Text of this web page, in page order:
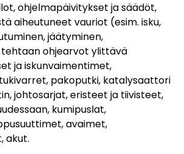
ohjelmapäivitykset ja säädöt,
aiheutuneet vauriot (esim. isku,
jäätyminen,
ohjearvot ylittävä
ja iskunvaimentimet,
pakoputki, katalysaattori
johtosarjat, eristeet ja tiivisteet,
kumipuslat,
avaimet,
akut.